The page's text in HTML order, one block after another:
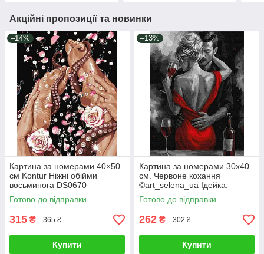
Акційні пропозиції та новинки
–14%
Картина за номерами 40×50
см Kontur Ніжні обійми
восьминога DS0670
Готово до відправки
315 ₴ 365 ₴
Купити
–13%
Картина за номерами 30х40
см. Червоне кохання
©art_selena_ua Ідейка.
KHO8697
Готово до відправки
262 ₴ 302 ₴
Купити